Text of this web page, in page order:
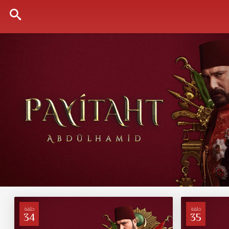
حلقة
35
حلقة
34